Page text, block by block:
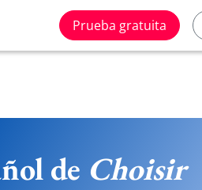
Prueba gratuita
de Choisir